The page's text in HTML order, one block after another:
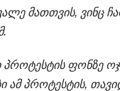
მათთვის, ვინც
ფონზე
ამ პროტესტის,